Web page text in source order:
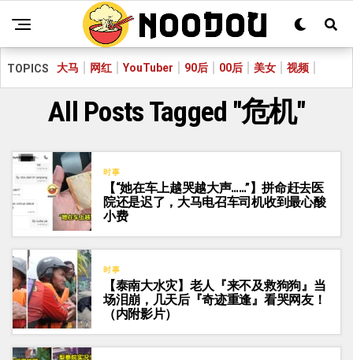
TOPICS 大马 网红 YouTuber 90后 00后 美女 视频
All Posts Tagged "危机"
时事
【“她在车上越哭越大声……”】拼命赶去医
院还是迟了，大马电召车司机收到最心酸
小费
时事
【泰南大水灾】老人『来不及救狗狗』当
场泪崩，几天后『奇迹重逢』看哭网友！
（内附影片）